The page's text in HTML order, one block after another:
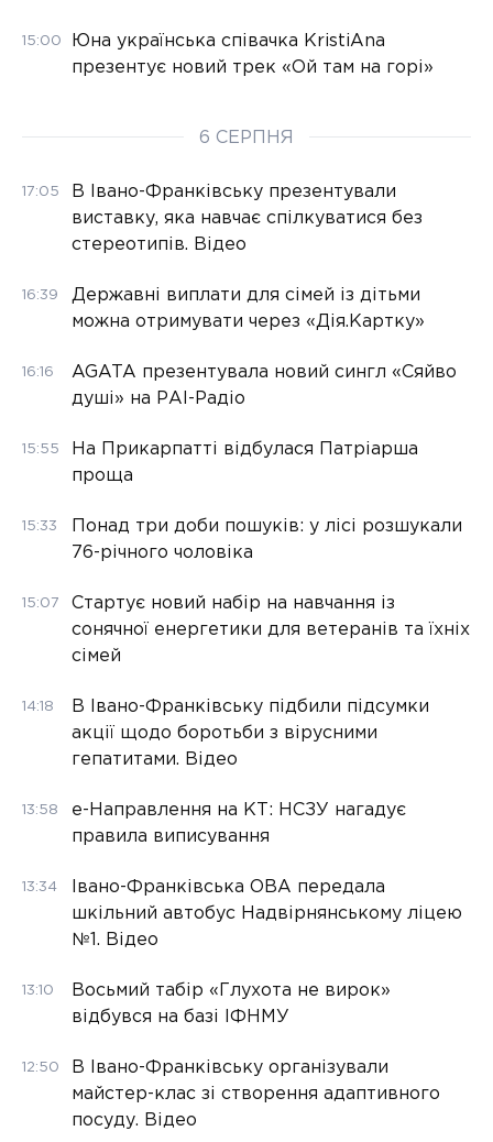
15:00
Юна українська співачка KristiAna
презентує новий трек «Ой там на горі»
6 СЕРПНЯ
17:05
В Івано-Франківську презентували
виставку, яка навчає спілкуватися без
стереотипів. Відео
16:39
Державні виплати для сімей із дітьми
можна отримувати через «Дія.Картку»
16:16
AGATA презентувала новий сингл «Сяйво
душі» на РАІ-Радіо
15:55
На Прикарпатті відбулася Патріарша
проща
15:33
Понад три доби пошуків: у лісі розшукали
76-річного чоловіка
15:07
Стартує новий набір на навчання із
сонячної енергетики для ветеранів та їхніх
сімей
14:18
В Івано-Франківську підбили підсумки
акції щодо боротьби з вірусними
гепатитами. Відео
13:58
е-Направлення на КТ: НСЗУ нагадує
правила виписування
13:34
Івано-Франківська ОВА передала
шкільний автобус Надвірнянському ліцею
№1. Відео
13:10
Восьмий табір «Глухота не вирок»
відбувся на базі ІФНМУ
12:50
В Івано-Франківську організували
майстер-клас зі створення адаптивного
посуду. Відео